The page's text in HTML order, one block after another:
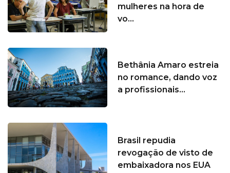
mulheres na hora de
vo...
Bethânia Amaro estreia
no romance, dando voz
a profissionais...
Brasil repudia
revogação de visto de
embaixadora nos EUA